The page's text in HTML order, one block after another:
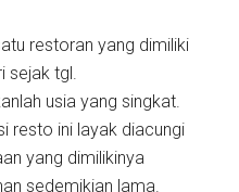
restoran yang dimiliki
sejak tgl.
usia yang singkat.
resto ini layak diacungi
yang dimilikinya
sedemikian lama.